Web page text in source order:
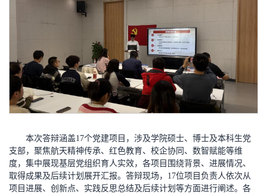
本次答辩涵盖17个党建项目，涉及学院硕士、博士及本科生党
支部，聚焦航天精神传承、红色教育、校企协同、数智赋能等维
度，集中展现基层党组织育人实效，各项目围绕背景、进展情况、
取得成果及后续计划展开汇报。答辩现场，17位项目负责人依次从
项目进展、创新点、实践反思总结及后续计划等方面进行阐述。各